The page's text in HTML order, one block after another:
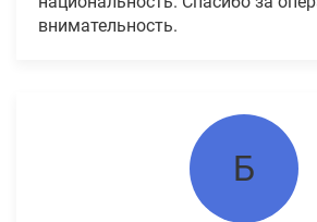
внимательность.
Б